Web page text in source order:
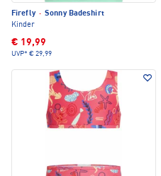
Firefly · Sonny Badeshirt
Kinder
€ 19,99
UVP* € 29,99